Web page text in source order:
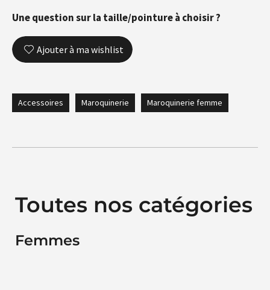
Une question sur la taille/pointure à choisir ?
Ajouter à ma wishlist
Accessoires Maroquinerie Maroquinerie femme
Toutes nos catégories
Femmes